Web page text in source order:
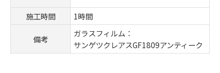
施工時間 1時間
備考
ガラスフィルム：
サンゲツクレアスGF1809アンティーク